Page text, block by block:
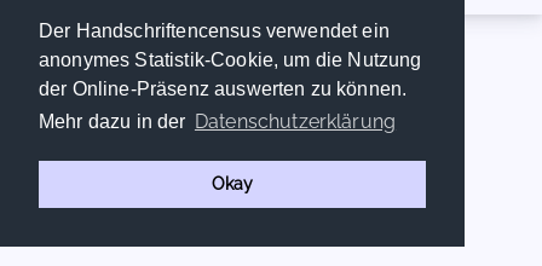
Der Handschriftencensus verwendet ein
anonymes Statistik-Cookie, um die Nutzung
der Online-Präsenz auswerten zu können.
Mehr dazu in der Datenschutzerklärung
Okay